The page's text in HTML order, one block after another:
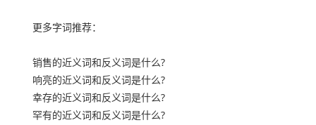
更多字词推荐：
销售的近义词和反义词是什么?
响亮的近义词和反义词是什么?
幸存的近义词和反义词是什么?
罕有的近义词和反义词是什么?